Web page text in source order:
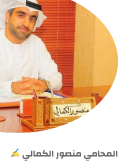
المحامي منصور الكمالي